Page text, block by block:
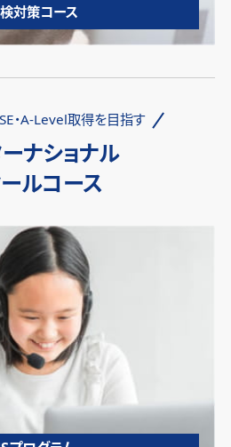
対策コース
・A-Level取得を目指す
ナショナル
ルコース